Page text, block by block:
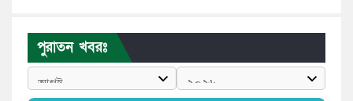
বাংলাদেশী কর্মীদের আকামা নিয়ে বড় সুখবর দিলো সৌদি
সরকার
ভারতের পূর্ব সীমান্তে এখন ‘আরেকটি পাকিস্তান’ গড়ে উঠেছে:
পুরাতন খবরঃ